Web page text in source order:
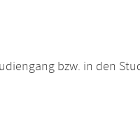
bzw. in den